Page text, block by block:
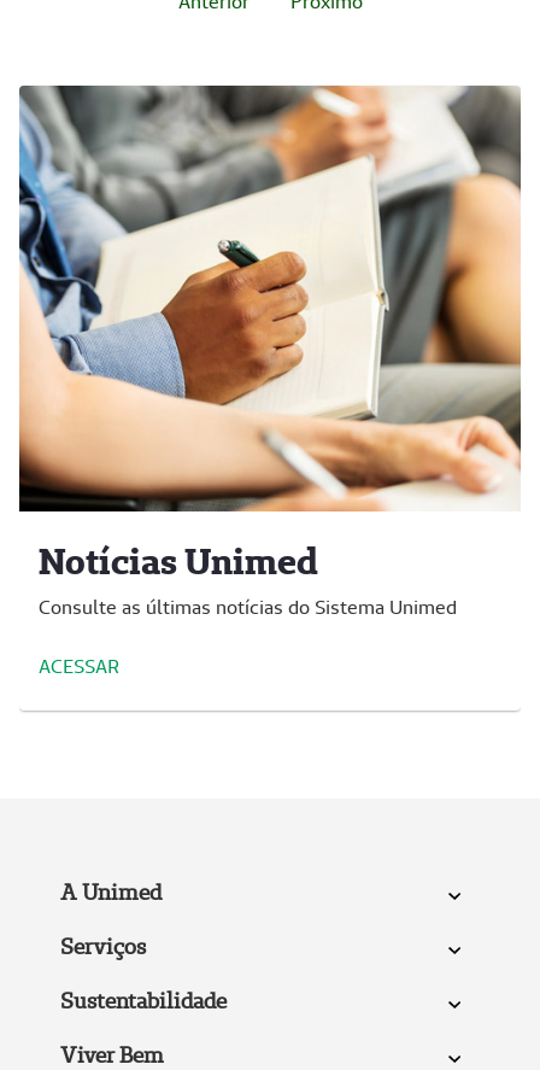
Notícias Unimed
Consulte as últimas notícias do Sistema Unimed
ACESSAR
A Unimed
Serviços
Sustentabilidade
Viver Bem